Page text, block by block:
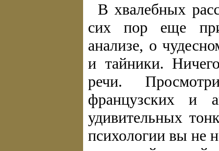
В хвалебных
сих пор еще
анализе, о
и тайники.
речи.
французских и
удивительных
психологии вы не